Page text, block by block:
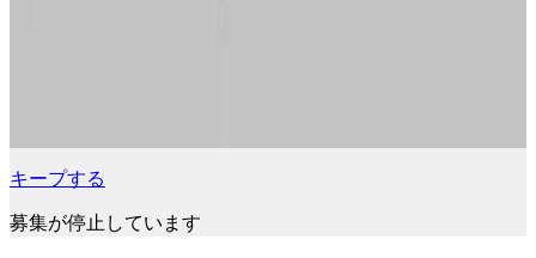
キープする
募集が停止しています